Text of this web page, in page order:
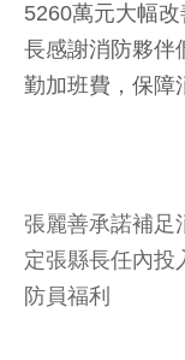
5260萬元大幅
長感謝消防夥伴
勤加班費，保障
張麗善承諾補足
定張縣長任內投
防員福利